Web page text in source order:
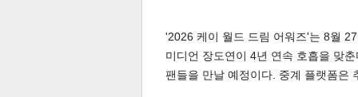
'2026 케이 월드 드림 어워즈'는 8월
미디언 장도연이 4년 연속 호흡을 맞
팬들을 만날 예정이다. 중계 플랫폼은